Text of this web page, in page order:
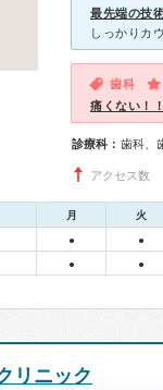
最先端の技
歯科
痛くない！！
診療科： 歯科、
アクセス数
月 火
● ●
●
●
リニック